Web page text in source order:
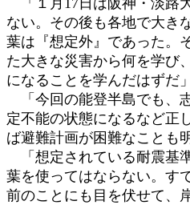
ない。その後も各地で大き
葉は『想定外』であった。
た大きな災害から何を学び
になることを学んだはずだ」
「今回の能登半島でも、
定不能の状態になるなど正
ば避難計画が困難なことも
「想定されている耐震基
葉を使ってはならない。す
前のことにも目を伏せて、